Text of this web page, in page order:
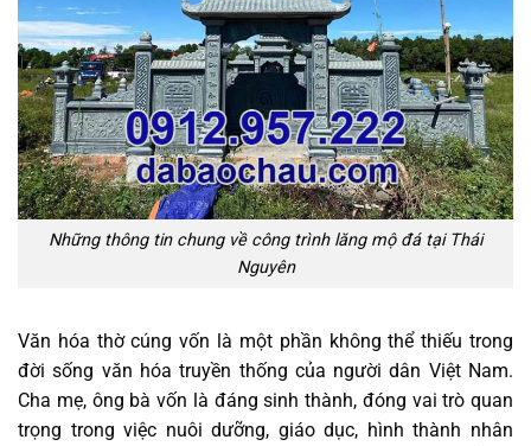
Những thông tin chung về công trình lăng mộ đá tại Thái
Nguyên
Văn hóa thờ cúng vốn là một phần không thể thiếu trong
đời sống văn hóa truyền thống của người dân Việt Nam.
Cha mẹ, ông bà vốn là đáng sinh thành, đóng vai trò quan
trọng trong việc nuôi dưỡng, giáo dục, hình thành nhân